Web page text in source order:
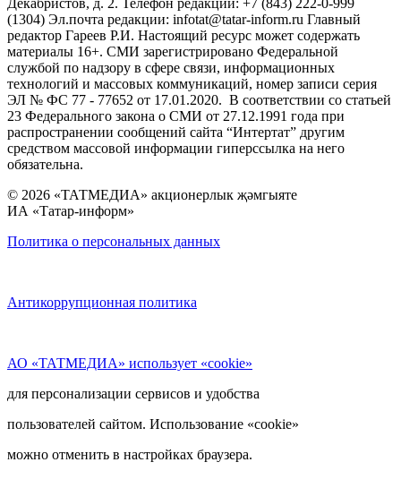
(1304) Эл.почта редакции: infotat@tatar-inform.ru Главный
редактор Гареев Р.И. Настоящий ресурс может содержать
материалы 16+. СМИ зарегистрировано Федеральной
службой по надзору в сфере связи, информационных
технологий и массовых коммуникаций, номер записи серия
ЭЛ № ФС 77 - 77652 от 17.01.2020. В соответствии со статьей
23 Федерального закона о СМИ от 27.12.1991 года при
распространении сообщений сайта “Интертат” другим
средством массовой информации гиперссылка на него
обязательна.
© 2026 «ТАТМЕДИА» акционерлык җәмгыяте
ИА «Татар-информ»
Политика о персональных данных
Антикоррупционная политика
АО «ТАТМЕДИА» использует «cookie»
для персонализации сервисов и удобства
пользователей сайтом. Использование «cookie»
можно отменить в настройках браузера.